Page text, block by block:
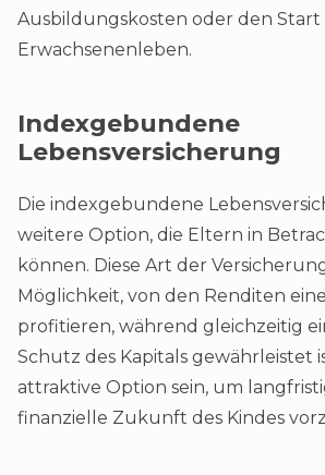
Ausbildungskosten oder den Start
Erwachsenenleben.
Indexgebundene
Lebensversicherung
Die indexgebundene
weitere Option, die Eltern in
können. Diese Art der
Möglichkeit, von den Renditen
profitieren, während gleichzeitig
Schutz des Kapitals gewährleistet
attraktive Option sein, um
finanzielle Zukunft des Kindes